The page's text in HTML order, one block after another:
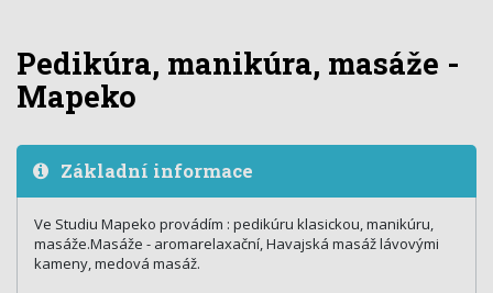
Pedikúra, manikúra, masáže -
Mapeko
Základní informace
Ve Studiu Mapeko provádím : pedikúru klasickou, manikúru,
masáže.Masáže - aromarelaxační, Havajská masáž lávovými
kameny, medová masáž.